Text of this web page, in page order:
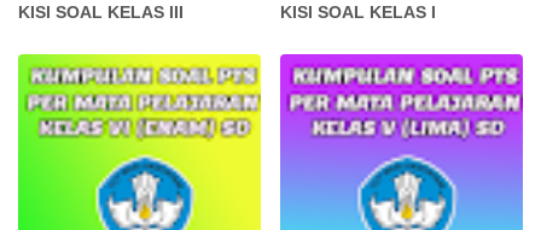
KISI SOAL KELAS III
KISI SOAL KELAS I